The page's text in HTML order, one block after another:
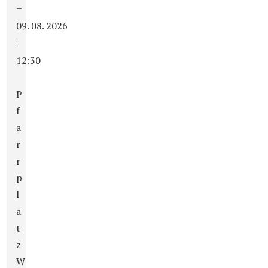
–
09. 08. 2026
|
12:30
P
f
a
r
r
p
l
a
t
z
W